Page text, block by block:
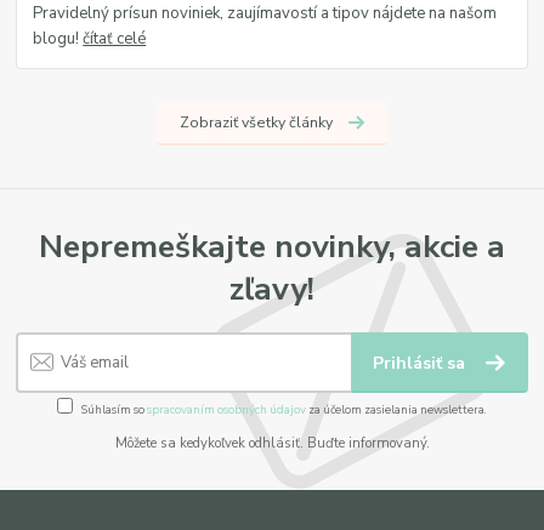
Pravidelný prísun noviniek, zaujímavostí a tipov nájdete na našom
blogu!čítať celé
Zobraziť všetky články
Nepremeškajte novinky, akcie a
zľavy!
Prihlásiť sa
Súhlasím sospracovaním osobných údajov za účelom zasielania newslettera.
Môžete sa kedykoľvek odhlásiť. Buďte informovaný.